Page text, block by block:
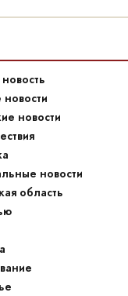
новости
новости
область